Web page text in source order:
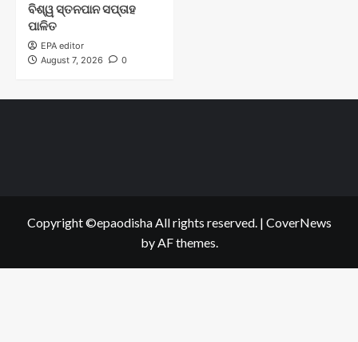
ବିଶ୍ୱ ସ୍ତନପାନ ସପ୍ତାହ
ପାଳିତ
EPA editor
August 7, 2026
0
Copyright ©epaodisha All rights reserved. | CoverNews
by AF themes.